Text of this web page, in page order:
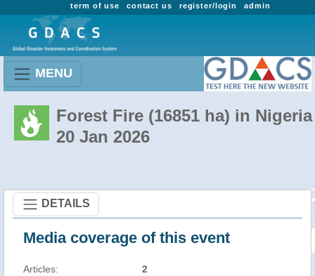
admin
register/login
contact us
term of use
MENU
Forest Fire (16851 ha) in Nigeria
20 Jan 2026
DETAILS
Media coverage of this event
Articles: 2